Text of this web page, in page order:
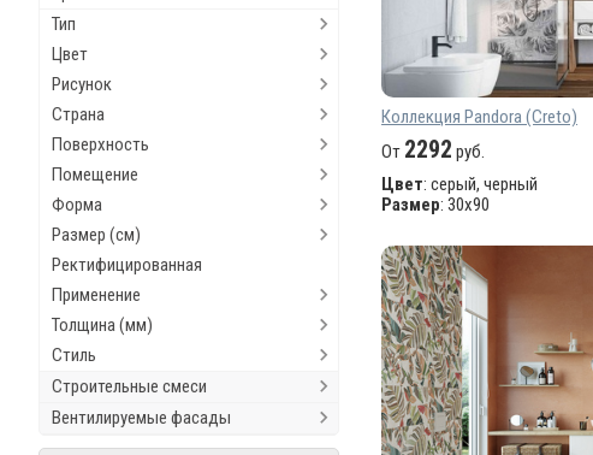
Тип
Цвет
Рисунок
Страна
Поверхность
Помещение
Форма
Размер (см)
Ректифицированная
Применение
Толщина (мм)
Стиль
Строительные смеси
Вентилируемые фасады
Коллекция Pandora (Creto)
От 2292 руб.
Цвет: серый, черный
Размер: 30х90